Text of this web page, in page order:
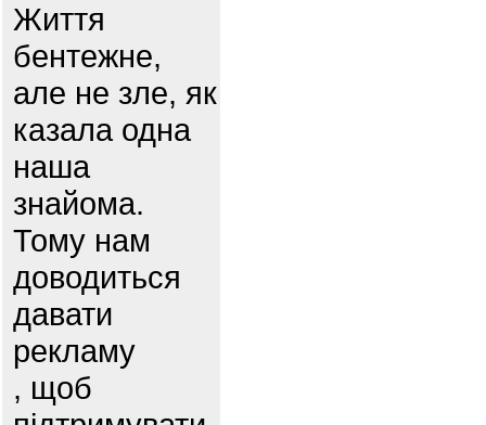
Життя
бентежне,
але не зле, як
казала одна
наша
знайома.
Тому нам
доводиться
давати
рекламу
, щоб